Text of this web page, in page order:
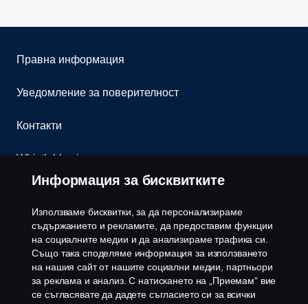
Правна информация
Уведомление за поверителност
Контакти
Whistleblowing
Бюлетин
Политика за бисквитки
Настройки на бисквитките
Информация за бисквитките
Използваме бисквитки, за да персонализираме
съдържанието и рекламите, да предоставим функции
на социалните медии и да анализираме трафика си.
Също така споделяме информация за използването
на нашия сайт от нашите социални медии, партньори
за реклама и анализ. С натискането на „Приемам“ вие
се съгласявате да дадете съгласието си за всички